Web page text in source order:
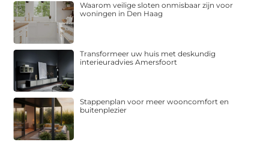
Waarom veilige sloten onmisbaar zijn voor
woningen in Den Haag
Transformeer uw huis met deskundig
interieuradvies Amersfoort
Stappenplan voor meer wooncomfort en
buitenplezier